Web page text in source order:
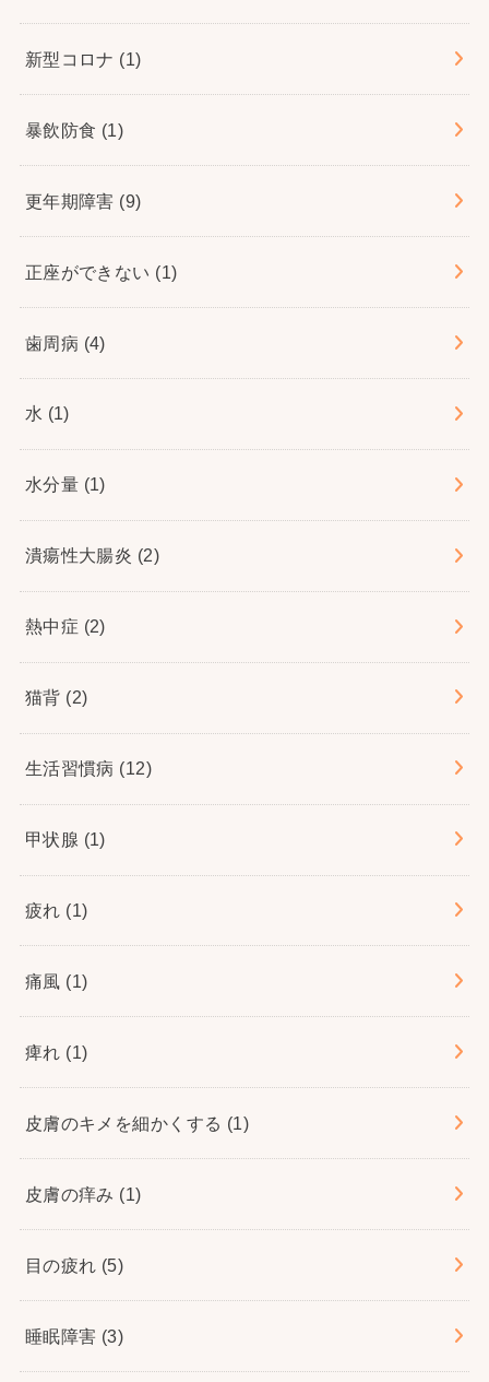
新型コロナ (1)
暴飲防食 (1)
更年期障害 (9)
正座ができない (1)
歯周病 (4)
水 (1)
水分量 (1)
潰瘍性大腸炎 (2)
熱中症 (2)
猫背 (2)
生活習慣病 (12)
甲状腺 (1)
疲れ (1)
痛風 (1)
痺れ (1)
皮膚のキメを細かくする (1)
皮膚の痒み (1)
目の疲れ (5)
睡眠障害 (3)